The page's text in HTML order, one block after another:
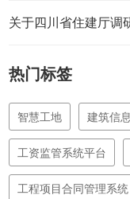
热门标签
智慧工地 建筑信
工资监管系统平台
工程项目合同管理系统